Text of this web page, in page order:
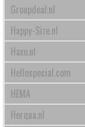
Groupdeal.nl
Happy-Size.nl
Haxo.nl
Hellospecial.com
HEMA
Herqua.nl